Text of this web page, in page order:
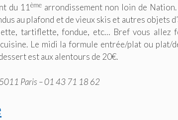
du 11ème arrondissement non loin de
au plafond et de vieux skis et autres objets
tartiflette, fondue, etc… Bref vous allez
Le midi la formule entrée/plat ou plat/
est aux alentours de 20€.
Paris – 01 43 71 18 62